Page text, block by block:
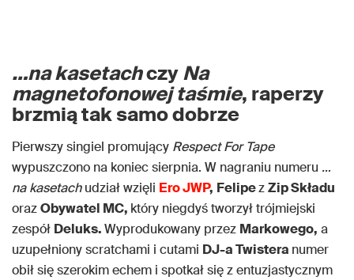
…na kasetachczyNa
magnetofonowej taśmie, raperzy
brzmią tak samo dobrze
Pierwszy singiel promujący Respect For Tape
wypuszczono na koniec sierpnia. W nagraniu numeru …
na kasetachudział wzięli Ero JWP, FelipezZip Składu
orazObywatel MC, który niegdyś tworzył trójmiejski
zespół Deluks.Wyprodukowany przez Markowego, a
uzupełniony scratchami i cutami DJ-a Twistera numer
obił się szerokim echem i spotkał się z entuzjastycznym